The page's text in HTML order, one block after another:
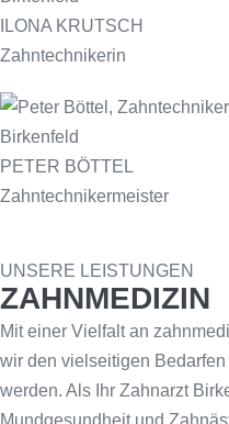
ILONA KRUTSCH
Zahntechnikerin
PETER BÖTTEL
Zahntechnikermeister
UNSERE LEISTUNGEN
ZAHNMEDIZIN
Mit einer Vielfalt an
wir den vielseitigen
werden. Als Ihr Zahnarzt